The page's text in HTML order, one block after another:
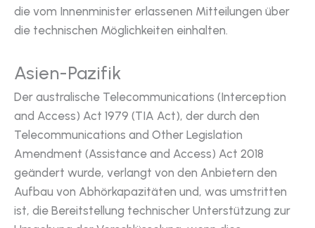
die vom Innenminister erlassenen Mitteilungen über
die technischen Möglichkeiten einhalten.
Asien-Pazifik
Der australische Telecommunications (Interception
and Access) Act 1979 (TIA Act), der durch den
Telecommunications and Other Legislation
Amendment (Assistance and Access) Act 2018
geändert wurde, verlangt von den Anbietern den
Aufbau von Abhörkapazitäten und, was umstritten
ist, die Bereitstellung technischer Unterstützung zur